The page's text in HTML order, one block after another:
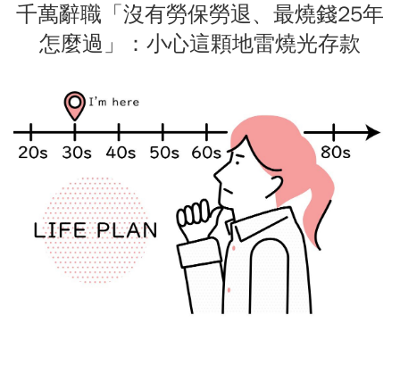
千萬辭職「沒有勞保勞退、最燒錢25年
怎麼過」：小心這顆地雷燒光存款